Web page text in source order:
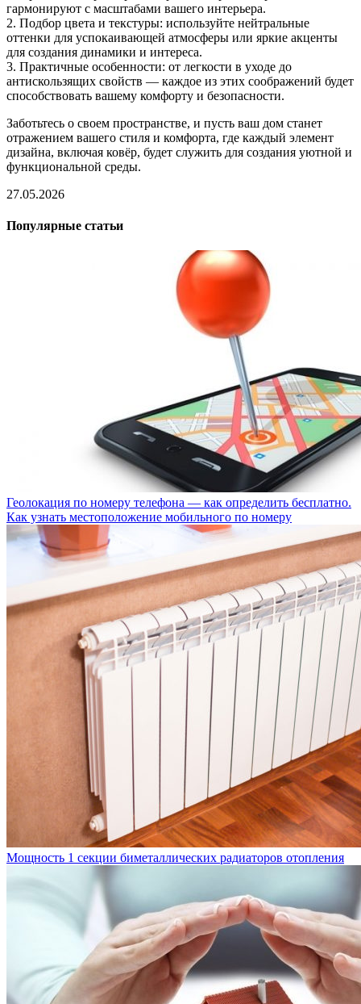
гармонируют с масштабами вашего интерьера.
2. Подбор цвета и текстуры: используйте нейтральные
оттенки для успокаивающей атмосферы или яркие акценты
для создания динамики и интереса.
3. Практичные особенности: от легкости в уходе до
антискользящих свойств — каждое из этих соображений будет
способствовать вашему комфорту и безопасности.
Заботьтесь о своем пространстве, и пусть ваш дом станет
отражением вашего стиля и комфорта, где каждый элемент
дизайна, включая ковёр, будет служить для создания уютной и
функциональной среды.
27.05.2026
Популярные статьи
Геолокация по номеру телефона — как определить бесплатно.
Как узнать местоположение мобильного по номеру
Мощность 1 секции биметаллических радиаторов отопления